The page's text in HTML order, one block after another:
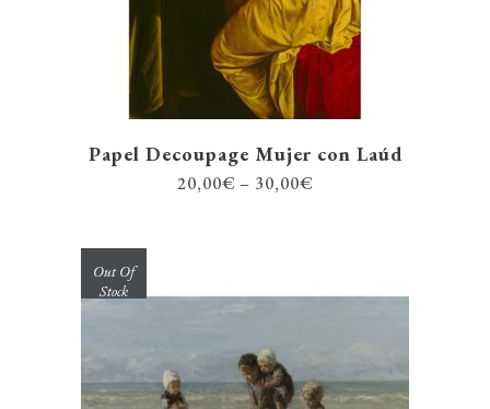
Papel Decoupage Mujer con Laúd
20,00€ – 30,00€
Out Of
Stock